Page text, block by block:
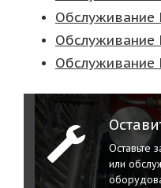
Обслуживание
Обслуживание
Обслуживание
Оставьте
или